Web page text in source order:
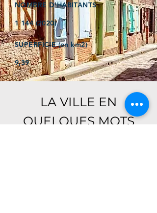
NOMBRE D'HABITANTS
1 144 (2020)
SUPERFICIE (en km2)
9,39
LA VILLE EN
QUELQUES MOTS